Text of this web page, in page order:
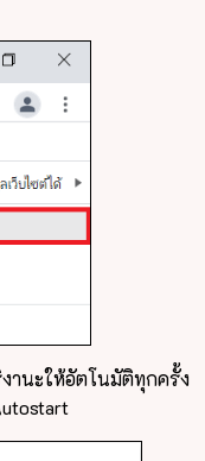
งานะให้อัตโนมัติทุกครั้ง